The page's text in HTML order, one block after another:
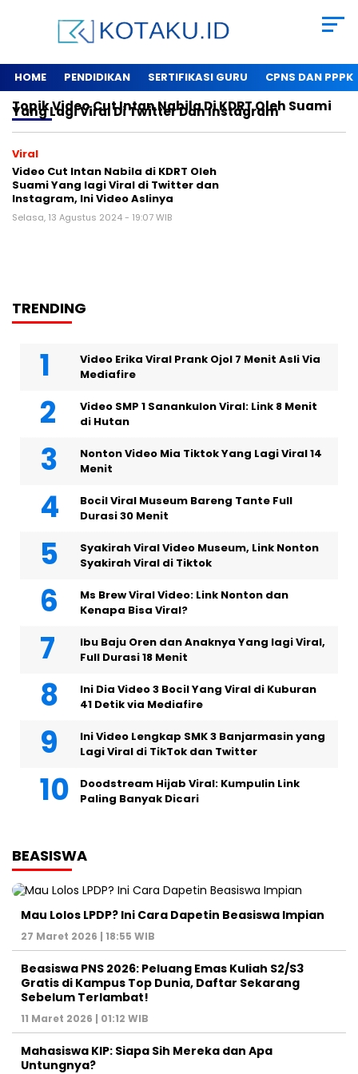
HOME PENDIDIKAN SERTIFIKASI GURU CPNS DAN PPPK
TopikVideo Cut Intan Nabila Di KDRT Oleh Suami
Yang Lagi Viral Di Twitter Dan Instagram
Viral
Video Cut Intan Nabila di KDRT Oleh
Suami Yang lagi Viral di Twitter dan
Instagram, Ini Video Aslinya
Selasa, 13 Agustus 2024 - 19:07 WIB
TRENDING
Video Erika Viral Prank Ojol 7 Menit Asli Via
Mediafire
Video SMP 1 Sanankulon Viral: Link 8 Menit
di Hutan
Nonton Video Mia Tiktok Yang Lagi Viral 14
Menit
Bocil Viral Museum Bareng Tante Full
Durasi 30 Menit
Syakirah Viral Video Museum, Link Nonton
Syakirah Viral di Tiktok
Ms Brew Viral Video: Link Nonton dan
Kenapa Bisa Viral?
Ibu Baju Oren dan Anaknya Yang lagi Viral,
Full Durasi 18 Menit
Ini Dia Video 3 Bocil Yang Viral di Kuburan
41 Detik via Mediafire
Ini Video Lengkap SMK 3 Banjarmasin yang
Lagi Viral di TikTok dan Twitter
Doodstream Hijab Viral: Kumpulin Link
Paling Banyak Dicari
BEASISWA
Mau Lolos LPDP? Ini Cara Dapetin Beasiswa Impian
27 Maret 2026 | 18:55 WIB
Beasiswa PNS 2026: Peluang Emas Kuliah S2/S3
Gratis di Kampus Top Dunia, Daftar Sekarang
Sebelum Terlambat!
11 Maret 2026 | 01:12 WIB
Mahasiswa KIP: Siapa Sih Mereka dan Apa
Untungnya?